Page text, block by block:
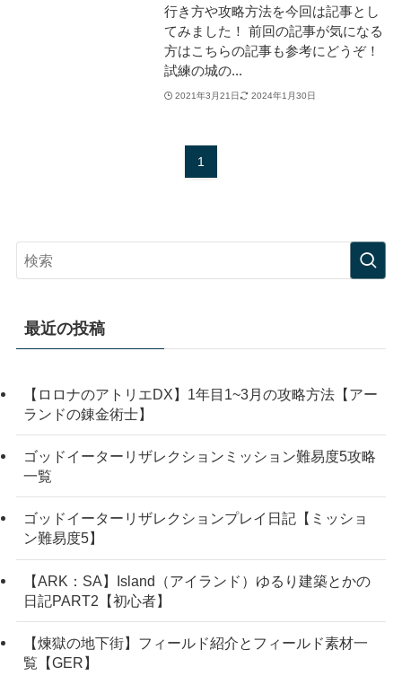
行き方や攻略方法を今回は記事とし
てみました！ 前回の記事が気になる
方はこちらの記事も参考にどうぞ！
試練の城の...
2021年3月21日 2024年1月30日
1
最近の投稿
【ロロナのアトリエDX】1年目1~3月の攻略方法【アー
ランドの錬金術士】
ゴッドイーターリザレクションミッション難易度5攻略
一覧
ゴッドイーターリザレクションプレイ日記【ミッショ
ン難易度5】
【ARK：SA】Island（アイランド）ゆるり建築とかの
日記PART2【初心者】
【煉獄の地下街】フィールド紹介とフィールド素材一
覧【GER】